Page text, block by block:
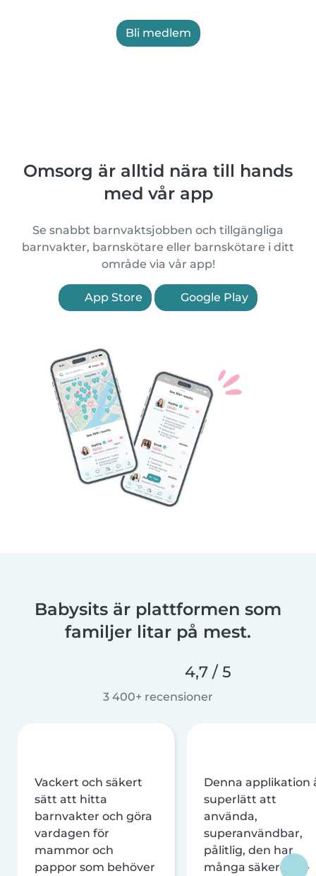
Bli medlem
Omsorg är alltid nära till hands
med vår app
Se snabbt barnvaktsjobben och tillgängliga
barnvakter, barnskötare eller barnskötare i ditt
område via vår app!
App Store Google Play
Babysits är plattformen som
familjer litar på mest.
4,7 / 5
3 400+ recensioner
Vackert och säkert
sätt att hitta
barnvakter och göra
vardagen för
mammor och
pappor som behöver
Denna applikation
superlätt att
använda,
superanvändbar,
pålitlig, den har
många säkerhets-